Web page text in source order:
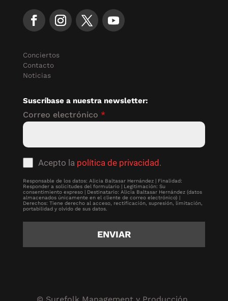
Conciertos
Contacto
Noticias
Suscríbase a nuestra newsletter:
Correo electrónico *
Acepto la política de privacidad.
Responsable de los datos: Alicia Baltasar Hernández | Finalidad:
Responder a solicitudes del formulario | Legitimación: Su
consentimiento expreso | Destinatario: Alicia Baltasar Hernández (datos
almacenados únicamente en el cliente de correo electrónico) |
Derechos: Tiene derecho al acceso, rectificación, supresión, limitación,
portabilidad y olvido de sus datos.
ENVIAR